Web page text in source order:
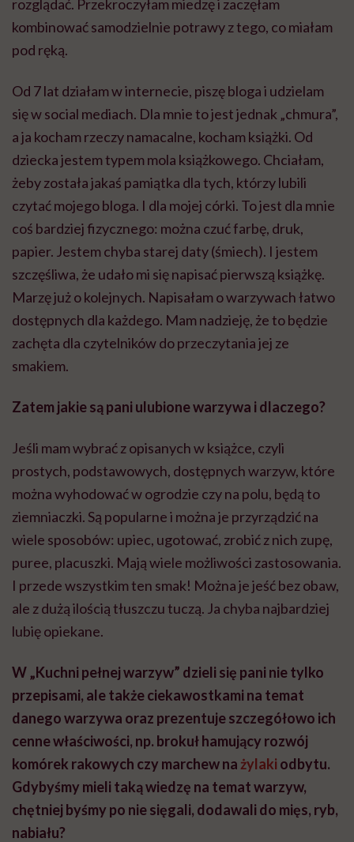
rozglądać. Przekroczyłam miedzę i zaczęłam
kombinować samodzielnie potrawy z tego, co miałam
pod ręką.
Od 7 lat działam w internecie, piszę bloga i udzielam
się w social mediach. Dla mnie to jest jednak „chmura”,
a ja kocham rzeczy namacalne, kocham książki. Od
dziecka jestem typem mola książkowego. Chciałam,
żeby została jakaś pamiątka dla tych, którzy lubili
czytać mojego bloga. I dla mojej córki. To jest dla mnie
coś bardziej fizycznego: można czuć farbę, druk,
papier. Jestem chyba starej daty (śmiech). I jestem
szczęśliwa, że udało mi się napisać pierwszą książkę.
Marzę już o kolejnych. Napisałam o warzywach łatwo
dostępnych dla każdego. Mam nadzieję, że to będzie
zachęta dla czytelników do przeczytania jej ze
smakiem.
Zatem jakie są pani ulubione warzywa i dlaczego?
Jeśli mam wybrać z opisanych w książce, czyli
prostych, podstawowych, dostępnych warzyw, które
można wyhodować w ogrodzie czy na polu, będą to
ziemniaczki. Są popularne i można je przyrządzić na
wiele sposobów: upiec, ugotować, zrobić z nich zupę,
puree, placuszki. Mają wiele możliwości zastosowania.
I przede wszystkim ten smak! Można je jeść bez obaw,
ale z dużą ilością tłuszczu tuczą. Ja chyba najbardziej
lubię opiekane.
W „Kuchni pełnej warzyw” dzieli się pani nie tylko
przepisami, ale także ciekawostkami na temat
danego warzywa oraz prezentuje szczegółowo ich
cenne właściwości, np. brokuł hamujący rozwój
komórek rakowych czy marchew na żylaki odbytu.
Gdybyśmy mieli taką wiedzę na temat warzyw,
chętniej byśmy po nie sięgali, dodawali do mięs, ryb,
nabiału?